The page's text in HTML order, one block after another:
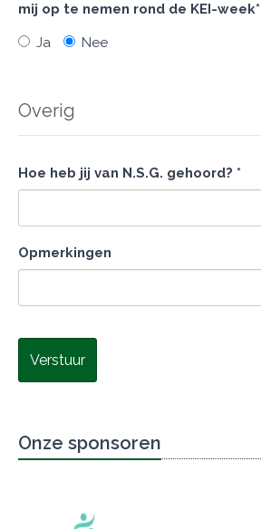
mij op te nemen rond de KEI-week*
Ja Nee
Overig
Hoe heb jij van N.S.G. gehoord? *
Opmerkingen
Verstuur
Onze sponsoren